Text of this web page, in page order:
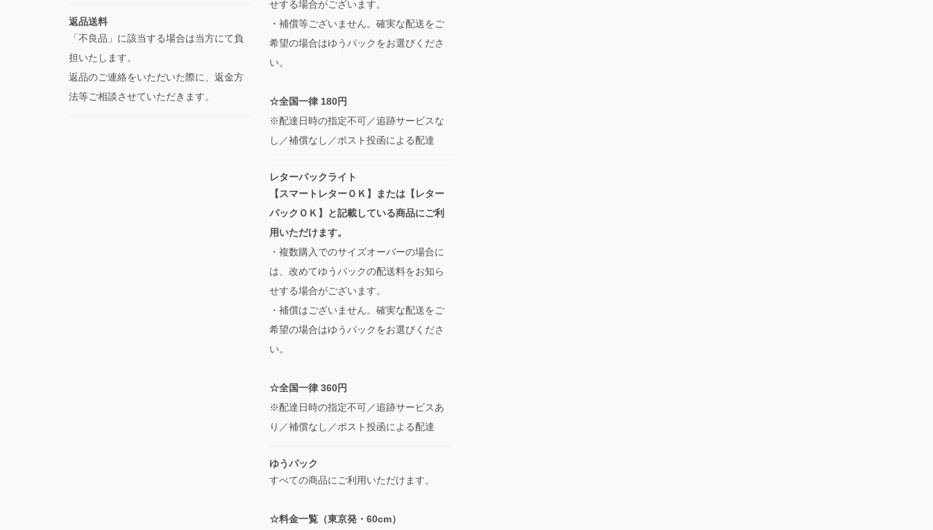
返品送料
「不良品」に該当する場合は当方にて負
担いたします。
返品のご連絡をいただいた際に、返金方
法等ご相談させていただきます。
せする場合がございます。
・補償等ございません。確実な配送をご
希望の場合はゆうパックをお選びくださ
い。
☆全国一律 180円
※配達日時の指定不可／追跡サービスな
し／補償なし／ポスト投函による配達
レターパックライト
【スマートレターＯＫ】または【レター
パックＯＫ】と記載している商品にご利
用いただけます。
・複数購入でのサイズオーバーの場合に
は、改めてゆうパックの配送料をお知ら
せする場合がございます。
・補償はございません。確実な配送をご
希望の場合はゆうパックをお選びくださ
い。
☆全国一律 360円
※配達日時の指定不可／追跡サービスあ
り／補償なし／ポスト投函による配達
ゆうパック
すべての商品にご利用いただけます。
☆料金一覧（東京発・60cm）